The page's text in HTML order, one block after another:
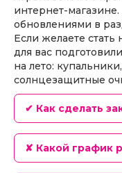
интернет-
обновлениями в
Если желаете
для вас
на лето:
солнцезащитные
✔ Как сделать
✘ Какой график